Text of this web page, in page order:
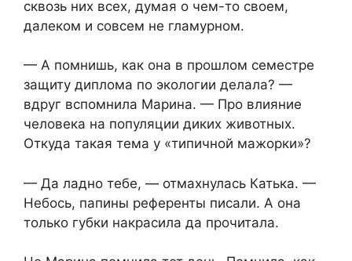
сквозь них всех, думая о чем-то своем,
далеком и совсем не гламурном.
— А помнишь, как она в прошлом семестре
защиту диплома по экологии делала? —
вдруг вспомнила Марина. — Про влияние
человека на популяции диких животных.
Откуда такая тема у «типичной мажорки»?
— Да ладно тебе, — отмахнулась Катька. —
Небось, папины референты писали. А она
только губки накрасила да прочитала.